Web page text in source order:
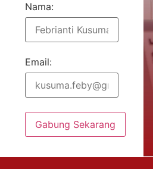
Nama:
Email:
Gabung Sekarang